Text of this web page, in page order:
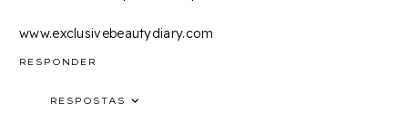
www.exclusivebeautydiary.com
RESPONDER
RESPOSTAS